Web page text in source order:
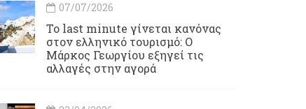
07/07/2026
Το last minute γίνεται κανόνας
στον ελληνικό τουρισμό: Ο
Μάρκος Γεωργίου εξηγεί τις
αλλαγές στην αγορά